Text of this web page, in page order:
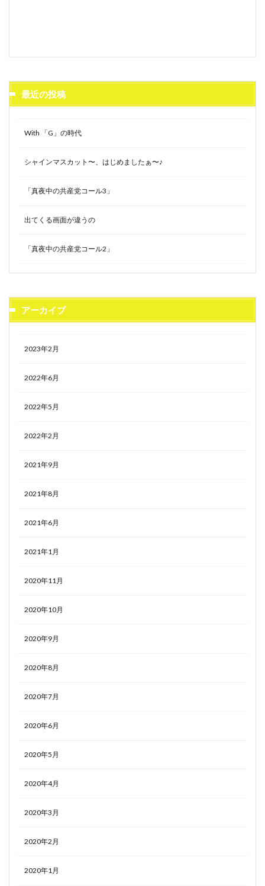
最近の投稿
With 「G」の時代
シャインマスカット〜、はじめましたぁ〜♪
「真夜中の共産党コール3」
出てくる画面が違うの
「真夜中の共産党コール2」
アーカイブ
2023年2月
2022年6月
2022年5月
2022年2月
2021年9月
2021年8月
2021年6月
2021年1月
2020年11月
2020年10月
2020年9月
2020年8月
2020年7月
2020年6月
2020年5月
2020年4月
2020年3月
2020年2月
2020年1月